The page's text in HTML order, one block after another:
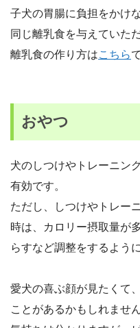
子犬の胃腸に負担をかけ
同じ離乳食を与えていた
離乳食の作り方はこちら
おやつ
犬のしつけやトレーニン
有効です。
ただし、しつけやトレー
時は、カロリー摂取量が
らすなど調整をするよう
愛犬の喜ぶ顔が見たくて
ことがあるかもしれません